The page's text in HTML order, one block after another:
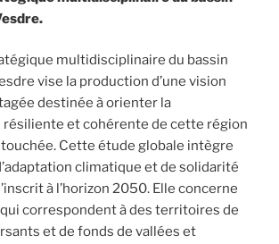
multidisciplinaire du bassin
vise la production d’une vision
destinée à orienter la
et cohérente de cette région
Cette étude globale intègre
climatique et de solidarité
à l’horizon 2050. Elle concerne
correspondent à des territoires de
et de fonds de vallées et